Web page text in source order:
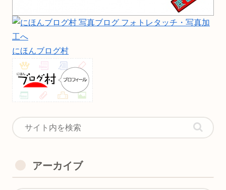
にほんブログ村
アーカイブ